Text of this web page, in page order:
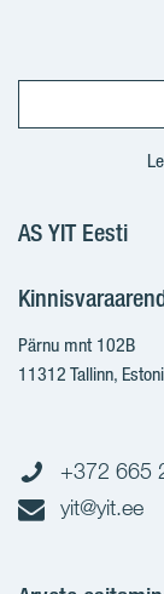
AS YIT Eesti
Pärnu mnt 102B
11312 Tallinn,
+372 665
yit@yit.ee